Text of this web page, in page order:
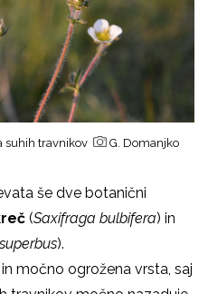
suhih travnikov G. Domanjko
še dve botanični
(Saxifraga bulbifera) in
).
močno ogrožena vrsta, saj